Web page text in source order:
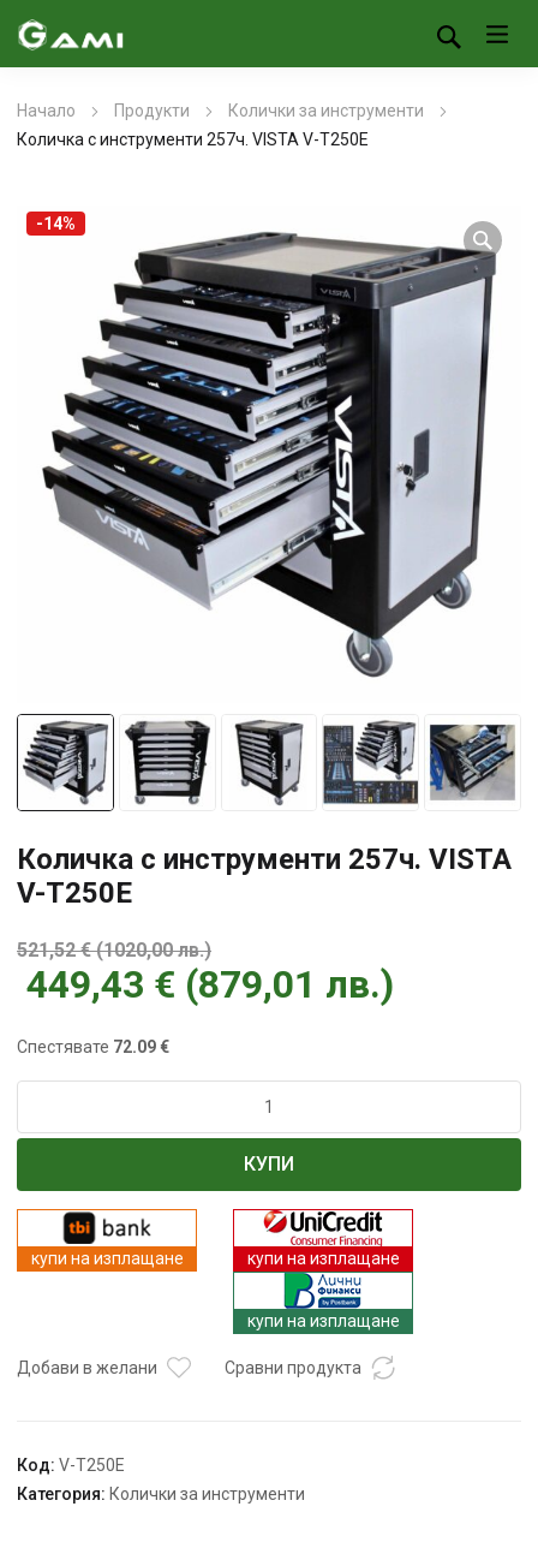
Начало Продукти
Колички за инструменти
Количка с инструменти 257ч. VISTA V-T250E
-14%
Количка с инструменти 257ч. VISTA
V-T250E
521,52€ (1020,00лв.)
449,43 € (879,01 лв.)
Спестявате 72.09 €
Количка
VISTA
V-
КУПИ
купи на изплащане купи на изплащане
купи на изплащане
Добави в желани Сравни продукта
Код: V-T250E
Категория: Колички за инструменти